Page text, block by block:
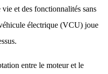
et des fonctionnalités sans
électrique (VCU) joue
entre le moteur et le